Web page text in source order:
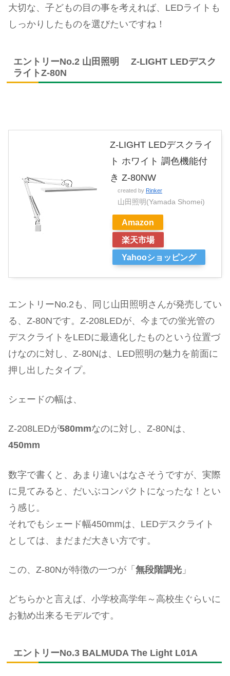
大切な、子どもの目の事を考えれば、LEDライトも
しっかりしたものを選びたいですね！
エントリーNo.2 山田照明 Z-LIGHT LEDデスク
ライトZ-80N
Z-LIGHT LEDデスクライ
ト ホワイト 調色機能付
き Z-80NW
created by Rinker
山田照明(Yamada Shomei)
Amazon
楽天市場
Yahooショッピング
エントリーNo.2も、同じ山田照明さんが発売してい
る、Z-80Nです。Z-208LEDが、今までの蛍光管の
デスクライトをLEDに最適化したものという位置づ
けなのに対し、Z-80Nは、LED照明の魅力を前面に
押し出したタイプ。
シェードの幅は、
Z-208LEDが580mmなのに対し、Z-80Nは、
450mm
数字で書くと、あまり違いはなさそうですが、実際
に見てみると、だいぶコンパクトになったな！とい
う感じ。
それでもシェード幅450mmは、LEDデスクライト
としては、まだまだ大きい方です。
この、Z-80Nが特徴の一つが「 無段階調光 」
どちらかと言えば、小学校高学年～高校生ぐらいに
お勧め出来るモデルです。
エントリーNo.3 BALMUDA The Light L01A